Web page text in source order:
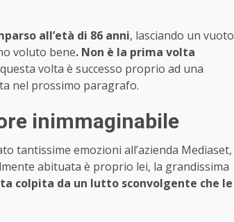
all’età di 86 anni, lasciando un vuoto
voluto bene. Non è la prima volta
volta è successo proprio ad una
nel prossimo paragrafo.
inimmaginabile
tantissime emozioni all’azienda Mediaset,
abituata è proprio lei, la grandissima
colpita da un lutto sconvolgente che le